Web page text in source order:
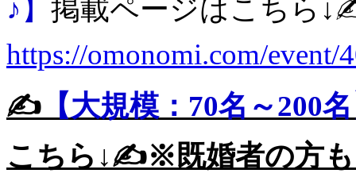
♪】 掲載ページはこちら
https://omonomi.com/event/
✍️ 【大規模：70名～200
こちら↓✍️※既婚者の方